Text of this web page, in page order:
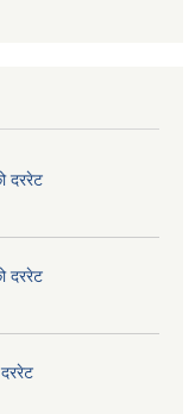
दररेट
दररेट